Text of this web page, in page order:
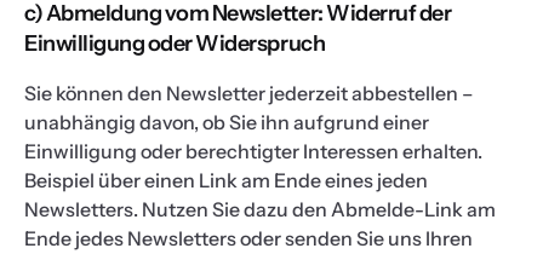
c) Abmeldung vom Newsletter: Widerruf der
Einwilligung oder Widerspruch
Sie können den Newsletter jederzeit abbestellen –
unabhängig davon, ob Sie ihn aufgrund einer
Einwilligung oder berechtigter Interessen erhalten.
Beispiel über einen Link am Ende eines jeden
Newsletters. Nutzen Sie dazu den Abmelde-Link am
Ende jedes Newsletters oder senden Sie uns Ihren